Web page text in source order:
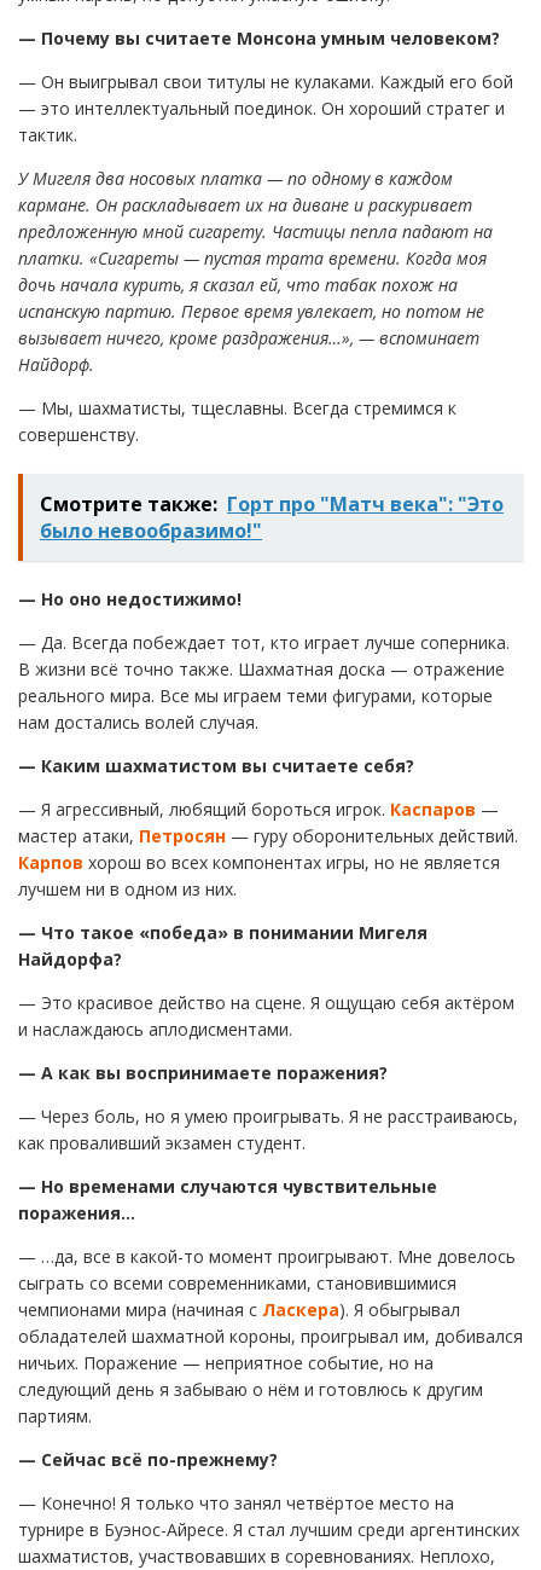
— Почему вы считаете Монсона умным человеком?
— Он выигрывал свои титулы не кулаками. Каждый его бой
— это интеллектуальный поединок. Он хороший стратег и
тактик.
У Мигеля два носовых платка — по одному в каждом
кармане. Он раскладывает их на диване и раскуривает
предложенную мной сигарету. Частицы пепла падают на
платки. «Сигареты — пустая трата времени. Когда моя
дочь начала курить, я сказал ей, что табак похож на
испанскую партию. Первое время увлекает, но потом не
вызывает ничего, кроме раздражения…», — вспоминает
Найдорф.
— Мы, шахматисты, тщеславны. Всегда стремимся к
совершенству.
Смотрите также: Горт про "Матч века": "Это
было невообразимо!"
— Но оно недостижимо!
— Да. Всегда побеждает тот, кто играет лучше соперника.
В жизни всё точно также. Шахматная доска — отражение
реального мира. Все мы играем теми фигурами, которые
нам достались волей случая.
— Каким шахматистом вы считаете себя?
— Я агрессивный, любящий бороться игрок. Каспаров —
мастер атаки, Петросян — гуру оборонительных действий.
Карпов хорош во всех компонентах игры, но не является
лучшем ни в одном из них.
— Что такое «победа» в понимании Мигеля
Найдорфа?
— Это красивое действо на сцене. Я ощущаю себя актёром
и наслаждаюсь аплодисментами.
— А как вы воспринимаете поражения?
— Через боль, но я умею проигрывать. Я не расстраиваюсь,
как проваливший экзамен студент.
— Но временами случаются чувствительные
поражения…
— …да, все в какой-то момент проигрывают. Мне довелось
сыграть со всеми современниками, становившимися
чемпионами мира (начиная с Ласкера). Я обыгрывал
обладателей шахматной короны, проигрывал им, добивался
ничьих. Поражение — неприятное событие, но на
следующий день я забываю о нём и готовлюсь к другим
партиям.
— Сейчас всё по-прежнему?
— Конечно! Я только что занял четвёртое место на
турнире в Буэнос-Айресе. Я стал лучшим среди аргентинских
шахматистов, участвовавших в соревнованиях. Неплохо,